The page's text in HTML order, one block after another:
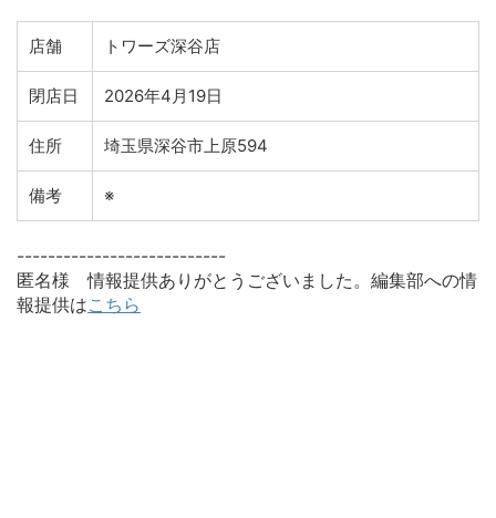
店舗 トワーズ深谷店
閉店日 2026年4月19日
住所 埼玉県深谷市上原594
備考 ※
---------------------------
匿名様 情報提供ありがとうございました。編集部への情
報提供はこちら